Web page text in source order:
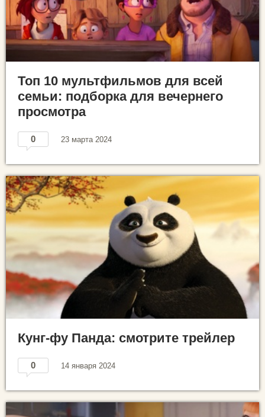
Топ 10 мультфильмов для всей
семьи: подборка для вечернего
просмотра
0 23 марта 2024
Кунг-фу Панда: смотрите трейлер
0 14 января 2024